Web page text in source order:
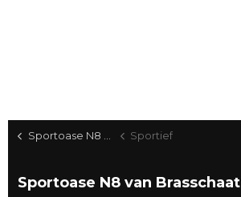
Sportoase N8 Home Sportief
Sportoase N8 van Brasschaat